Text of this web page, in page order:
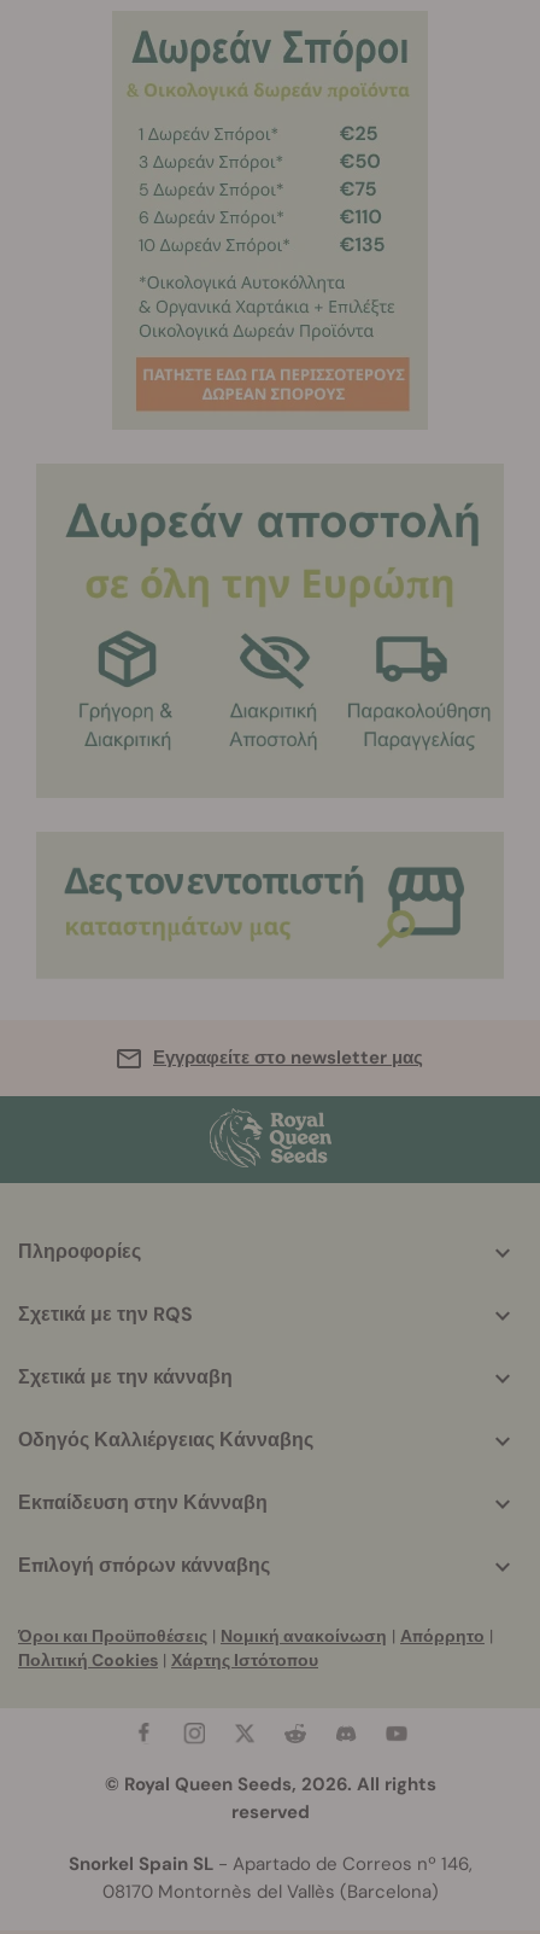
Εγγραφείτε στο newsletter μας
helpful
Πληροφορίες
Σχετικά με την RQS
Σχετικά με την κάνναβη
Οδηγός Καλλιέργειας Κάνναβης
Εκπαίδευση στην Κάνναβη
Επιλογή σπόρων κάνναβης
Όροι και Προϋποθέσεις | Νομική ανακοίνωση | Απόρρητο |
Πολιτική Cookies | Χάρτης Ιστότοπου
© Royal Queen Seeds, 2026. All rights
reserved
Snorkel Spain SL- Apartado de Correos nº 146,
08170 Montornès del Vallès (Barcelona)